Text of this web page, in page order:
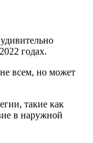
годах.
всем, но может
такие как
в наружной